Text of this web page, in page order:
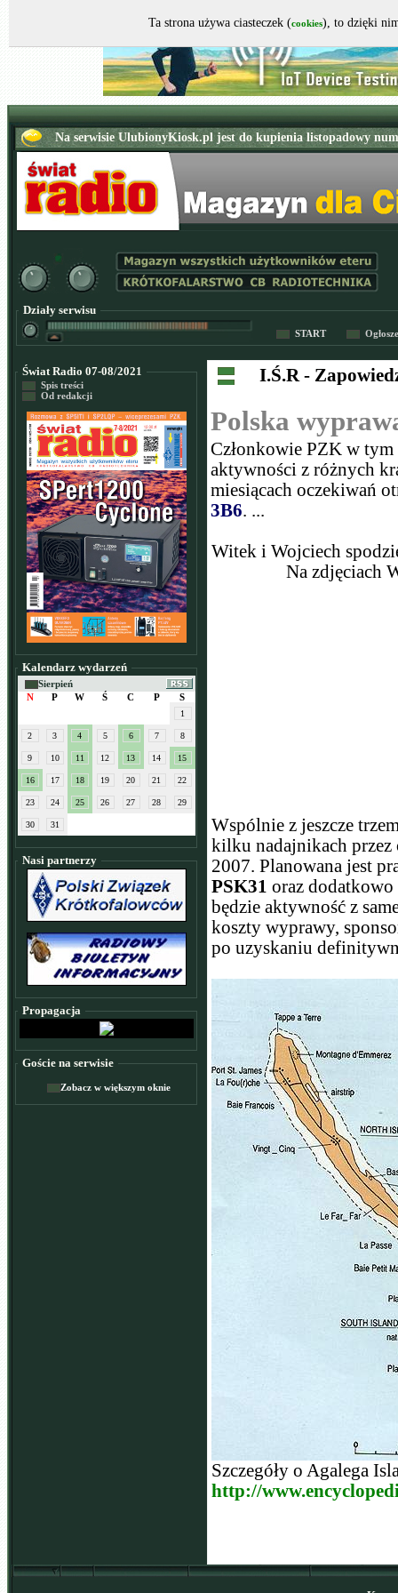
Działy serwisu
START
Świat Radio 07-08/2021
Spis treści
Od redakcji
Kalendarz wydarzeń
Sierpień
N
P W Ś C P S
1
2 3 4 5 6 7 8
9 10 11 12 13 14 15
16 17 18 19 20 21 22
23 24 25 26 27 28 29
30 31
Nasi partnerzy
Propagacja
Goście na serwisie
Zobacz w większym oknie
I.Ś.R -
Polska
Członkowie PZK w
aktywności z różnych
miesiącach oczekiwań
3B6. ...
Witek i Wojciech
Na zdjęciach
Wspólnie z jeszcze
kilku nadajnikach przez
2007. Planowana jest
PSK31 oraz
będzie aktywność z
koszty wyprawy,
po uzyskaniu
Szczegóły o Agalega
http://
Ta strona używa ciasteczek (cookies), to dzięki